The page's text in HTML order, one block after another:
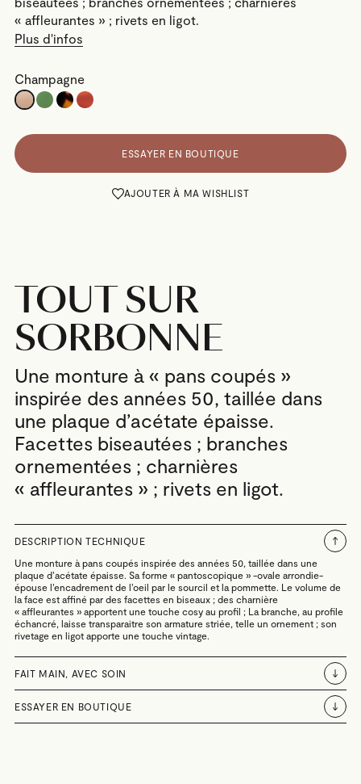
« affleurantes » ; rivets en ligot.
Plus d'infos
Champagne
ESSAYER EN BOUTIQUE
AJOUTER À MA WISHLIST
TOUT SUR
SORBONNE
Une monture à « pans coupés »
inspirée des années 50, taillée dans
une plaque d’acétate épaisse.
Facettes biseautées ; branches
ornementées ; charnières
« affleurantes » ; rivets en ligot.
DESCRIPTION TECHNIQUE
Une monture à pans coupés inspirée des années 50, taillée dans une
plaque d’acétate épaisse. Sa forme « pantoscopique » -ovale arrondie-
épouse l’encadrement de l’oeil par le sourcil et la pommette. Le volume de
la face est affiné par des facettes en biseaux ; des charnière
« affleurantes » apportent une touche cosy au profil ; La branche, au profile
échancré, laisse transparaitre son armature striée, telle un ornement ; son
rivetage en ligot apporte une touche vintage.
FAIT MAIN, AVEC SOIN
ESSAYER EN BOUTIQUE